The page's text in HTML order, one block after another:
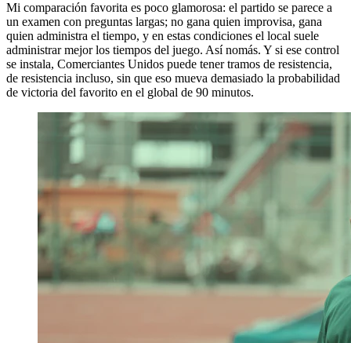
Mi comparación favorita es poco glamorosa: el partido se parece a
un examen con preguntas largas; no gana quien improvisa, gana
quien administra el tiempo, y en estas condiciones el local suele
administrar mejor los tiempos del juego. Así nomás. Y si ese control
se instala, Comerciantes Unidos puede tener tramos de resistencia,
de resistencia incluso, sin que eso mueva demasiado la probabilidad
de victoria del favorito en el global de 90 minutos.